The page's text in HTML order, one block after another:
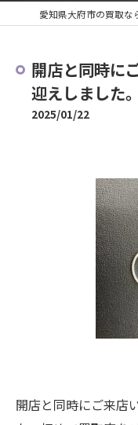
開店と同時に
迎えしました。
2025/01/22
開店と同時にご来店